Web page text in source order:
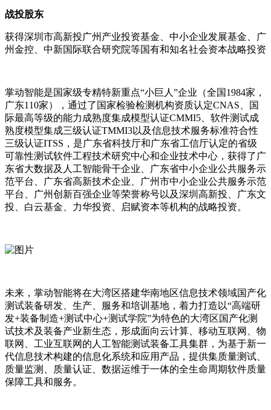
战投股东
获得深圳市高新投广州产业投资基金、中小企业发展基金、广
州金控、中新国际联合研究院等国有和知名社会资本战略投资
掌动智能是国家级专精特新重点“小巨人”企业（全国1984家，
广东110家），通过了国家检验检测机构资质认定CNAS、国
际最高等级的能力成熟度集成模型认证CMMI5、软件测试成
熟度模型集成三级认证TMMI3以及信息技术服务标准符合性
三级认证ITSS，是广东省科技厅和广东省工信厅认定的省级
可靠性测试软件工程技术研究中心和企业技术中心，获得了广
东省大数据及人工智能骨干企业、广东省中小企业公共服务示
范平台、广东省高新技术企业、广州市中小企业公共服务示范
平台、广州创新百强企业等荣誉称号以及深圳高新投、广东文
投、白云基金、力华投资、启赋资本等机构的战略投资。
未来，掌动智能将在大湾区搭建华南地区信息技术领域国产化
测试装备研发、生产、服务和培训基地，着力打造以“高端研
发+装备制造+测试中心+测试学院”为特色的大湾区国产化测
试技术及装备产业新生态，形成面向云计算、移动互联网、物
联网、工业互联网的人工智能测试装备工具集群，为基于新一
代信息技术构建的信息化系统和应用产品，提供集质量测试、
质量监测、质量认证、数据运维于一体的全生命周期软件质量
保障工具和服务。